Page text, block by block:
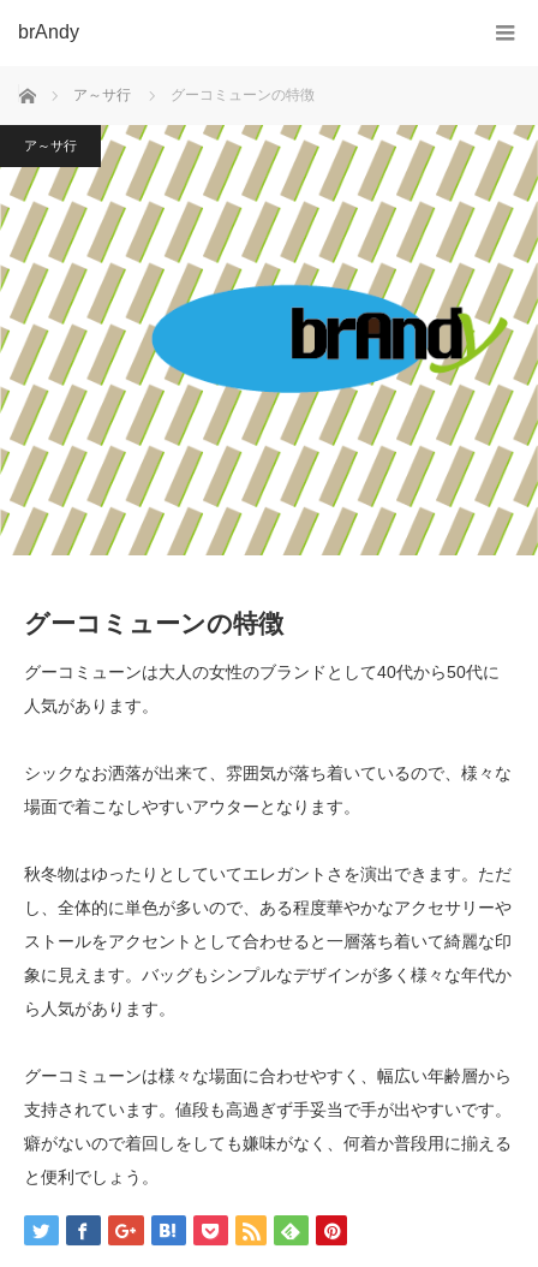
brAndy
ホーム ア～サ行 グーコミューンの特徴
ア～サ行
グーコミューンの特徴
グーコミューンは大人の女性のブランドとして40代から50代に
人気があります。
シックなお洒落が出来て、雰囲気が落ち着いているので、様々な
場面で着こなしやすいアウターとなります。
秋冬物はゆったりとしていてエレガントさを演出できます。ただ
し、全体的に単色が多いので、ある程度華やかなアクセサリーや
ストールをアクセントとして合わせると一層落ち着いて綺麗な印
象に見えます。バッグもシンプルなデザインが多く様々な年代か
ら人気があります。
グーコミューンは様々な場面に合わせやすく、幅広い年齢層から
支持されています。値段も高過ぎず手妥当で手が出やすいです。
癖がないので着回しをしても嫌味がなく、何着か普段用に揃える
と便利でしょう。